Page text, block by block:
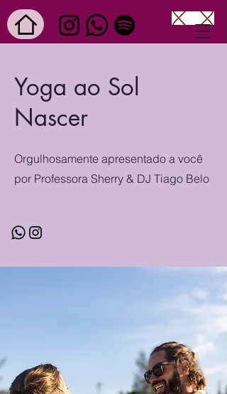
Yoga ao Sol
Nascer
Orgulhosamente apresentado a você
por Professora Sherry & DJ Tiago Belo